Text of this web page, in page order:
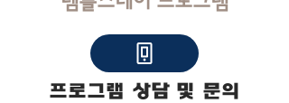
프로그램 상담 및 문의